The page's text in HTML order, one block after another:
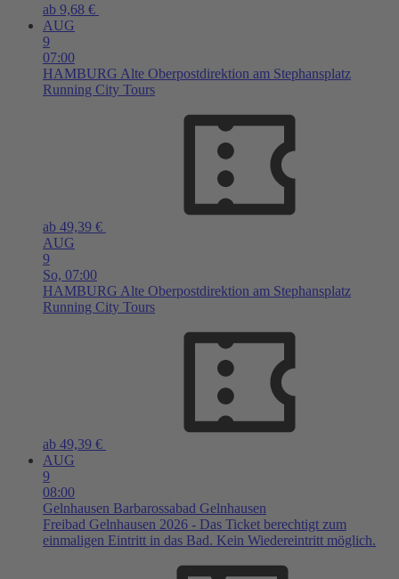
ab 9,68 €
AUG
9
07:00
HAMBURG Alte Oberpostdirektion am Stephansplatz
Running City Tours
ab 49,39 €
AUG
9
So, 07:00
HAMBURG Alte Oberpostdirektion am Stephansplatz
Running City Tours
ab 49,39 €
AUG
9
08:00
Gelnhausen Barbarossabad Gelnhausen
Freibad Gelnhausen 2026 - Das Ticket berechtigt zum
einmaligen Eintritt in das Bad. Kein Wiedereintritt möglich.